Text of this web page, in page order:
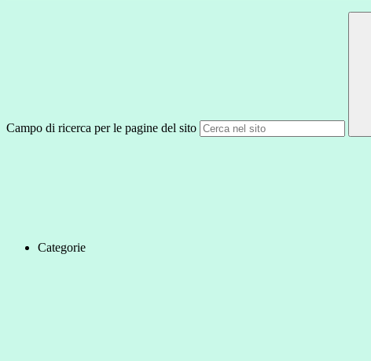
Campo di ricerca per le pagine del sito
Categorie